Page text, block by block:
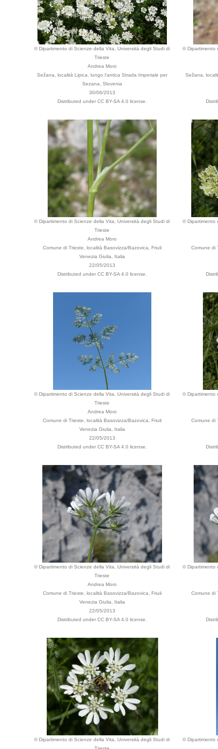
© Dipartimento di Scienze della Vita, Università degli Studi di
Trieste
Andrea Moro
Sežana, località Lipica, lungo l'antica Strada Imperiale per
Sezana, Slovenia
30/06/2013
Distributed under CC BY-SA 4.0 license.
© Dipartimento
Sežana,
© Dipartimento di Scienze della Vita, Università degli Studi di
Trieste
Andrea Moro
Comune di Trieste, località Basovizza/Bazovica, Friuli
Venezia Giulia, Italia
22/05/2013
Distributed under CC BY-SA 4.0 license.
© Dipartimento
Comune di
© Dipartimento di Scienze della Vita, Università degli Studi di
Trieste
Andrea Moro
Comune di Trieste, località Basovizza/Bazovica, Friuli
Venezia Giulia, Italia
22/05/2013
Distributed under CC BY-SA 4.0 license.
© Dipartimento
Comune di
© Dipartimento di Scienze della Vita, Università degli Studi di
Trieste
Andrea Moro
Comune di Trieste, località Basovizza/Bazovica, Friuli
Venezia Giulia, Italia
22/05/2013
Distributed under CC BY-SA 4.0 license.
© Dipartimento
Comune di
© Dipartimento di Scienze della Vita, Università degli Studi di
© Dipartimento